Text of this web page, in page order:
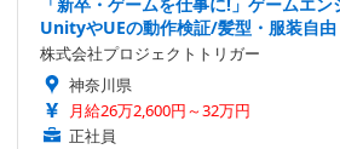
UnityやUEの動作検証/髪型・服装自由
株式会社プロジェクトトリガー
神奈川県
月給26万2,600円～32万円
正社員